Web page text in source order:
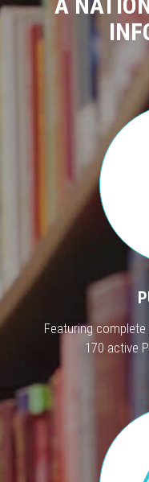
Featuring
170 active